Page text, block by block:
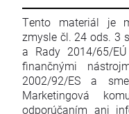
Tento materiál je
zmysle čl. 24 ods. 3
a Rady 2014/65/
finančnými
2002/92/ES a
Marketingová
odporúčaním ani